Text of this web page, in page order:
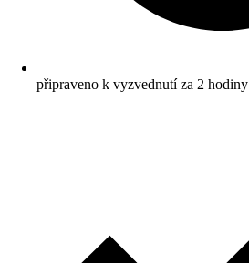
připraveno k vyzvednutí za 2 hodiny